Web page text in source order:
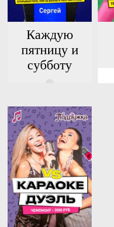
Каждую
пятницу и
субботу